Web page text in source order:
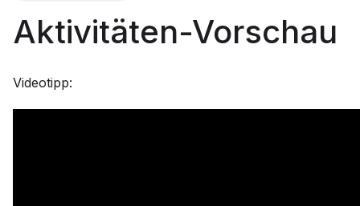
Aktivitäten-Vorschau
Videotipp: